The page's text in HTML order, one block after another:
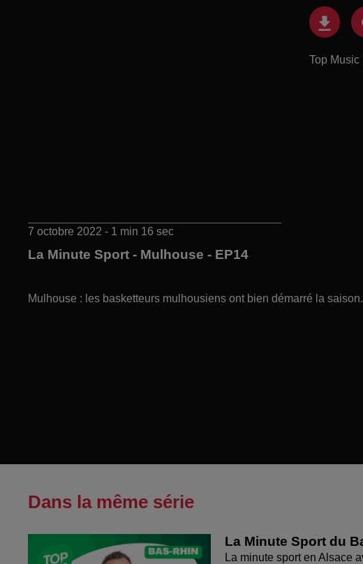
Top Music
7 octobre 2022 - 1 min 16 sec
La Minute Sport - Mulhouse - EP14
Mulhouse : les basketteurs mulhousiens ont bien démarré la saison.
Dans la même série
La Minute Sport du
La minute sport en Alsace